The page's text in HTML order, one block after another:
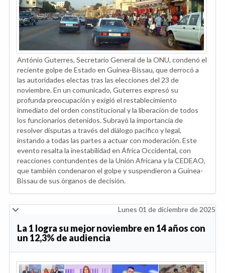
António Guterres, Secretario General de la ONU, condenó el
reciente golpe de Estado en Guinea-Bissau, que derrocó a
las autoridades electas tras las elecciones del 23 de
noviembre. En un comunicado, Guterres expresó su
profunda preocupación y exigió el restablecimiento
inmediato del orden constitucional y la liberación de todos
los funcionarios detenidos. Subrayó la importancia de
resolver disputas a través del diálogo pacífico y legal,
instando a todas las partes a actuar con moderación. Este
evento resalta la inestabilidad en África Occidental, con
reacciones contundentes de la Unión Africana y la CEDEAO,
que también condenaron el golpe y suspendieron a Guinea-
Bissau de sus órganos de decisión.
Lunes 01 de diciembre de 2025
La 1 logra su mejor noviembre en 14 años con
un 12,3% de audiencia